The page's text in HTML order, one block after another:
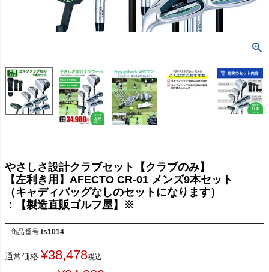
やさしさ設計クラブセット【クラブのみ】
【左利き用】AFECTO CR-01 メンズ9本セット
（キャディバッグなしのセットになります）
：【製造直販ゴルフ屋】※
商品番号 ts1014
通常価格 ¥38,478税込